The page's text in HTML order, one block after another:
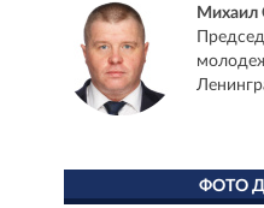
Михаил
ФОТО